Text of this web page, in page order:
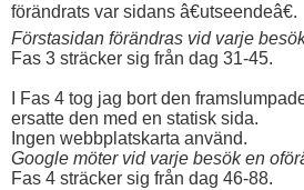
förändrats var sidans â€utseendeâ€.
Förstasidan förändras vid varje
Fas 3 sträcker sig från dag 31-45.
I Fas 4 tog jag bort den
ersatte den med en statisk sida.
Ingen webbplatskarta använd.
Google möter vid varje besök en
Fas 4 sträcker sig från dag 46-88.